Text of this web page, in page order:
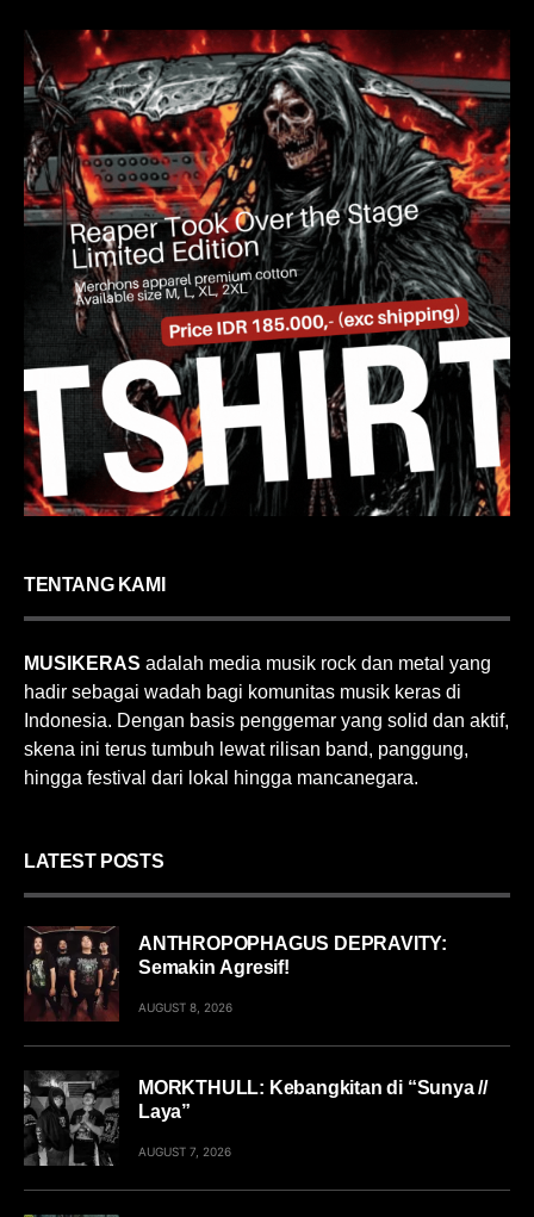
TENTANG KAMI
MUSIKERAS adalah media musik rock dan metal yang
hadir sebagai wadah bagi komunitas musik keras di
Indonesia. Dengan basis penggemar yang solid dan aktif,
skena ini terus tumbuh lewat rilisan band, panggung,
hingga festival dari lokal hingga mancanegara.
LATEST POSTS
ANTHROPOPHAGUS DEPRAVITY:
Semakin Agresif!
AUGUST 8, 2026
MORKTHULL: Kebangkitan di “Sunya //
Laya”
AUGUST 7, 2026